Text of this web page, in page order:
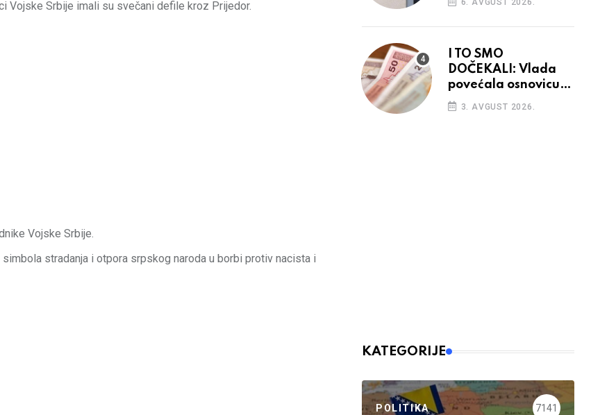
Vojske Srbije imali su svečani defile kroz Prijedor.
Vojske Srbije.
stradanja i otpora srpskog naroda u borbi protiv nacista i
6. AVGUST 2026.
I TO SMO
DOČEKALI: Vlada
povećala osnovicu
za obračun plaća
budžetskim
3. AVGUST 2026.
KATEGORIJE
POLITIKA 7141